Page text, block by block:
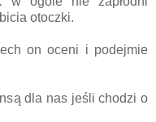
otoczki.
on oceni i podejmie
dla nas jeśli chodzi o